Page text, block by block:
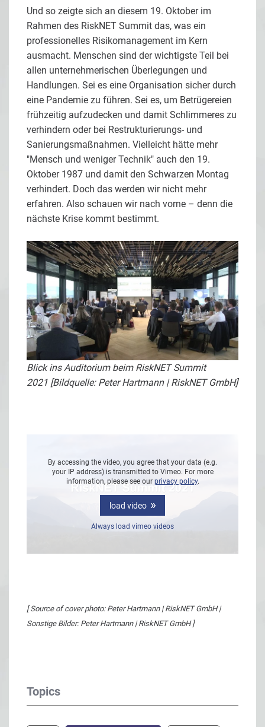
Und so zeigte sich an diesem 19. Oktober im
Rahmen des RiskNET Summit das, was ein
professionelles Risikomanagement im Kern
ausmacht. Menschen sind der wichtigste Teil bei
allen unternehmerischen Überlegungen und
Handlungen. Sei es eine Organisation sicher durch
eine Pandemie zu führen. Sei es, um Betrügereien
frühzeitig aufzudecken und damit Schlimmeres zu
verhindern oder bei Restrukturierungs- und
Sanierungsmaßnahmen. Vielleicht hätte mehr
"Mensch und weniger Technik" auch den 19.
Oktober 1987 und damit den Schwarzen Montag
verhindert. Doch das werden wir nicht mehr
erfahren. Also schauen wir nach vorne – denn die
nächste Krise kommt bestimmt.
Blick ins Auditorium beim RiskNET Summit
2021 [Bildquelle: Peter Hartmann | RiskNET GmbH]
By accessing the video, you agree that your data (e.g.
your IP address) is transmitted to Vimeo. For more
information, please see our privacy policy.
load video
Always load vimeo videos
[ Source of cover photo: Peter Hartmann | RiskNET GmbH |
Sonstige Bilder: Peter Hartmann | RiskNET GmbH ]
Topics